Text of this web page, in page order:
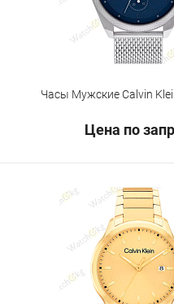
Часы Мужские Calvin
Цена по
Запросить
Купить в 1 клик